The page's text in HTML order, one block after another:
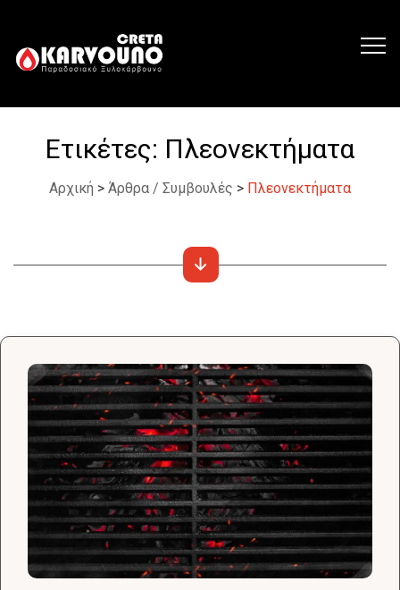
Ετικέτες: Πλεονεκτήματα
Αρχική > Άρθρα / Συμβουλές > Πλεονεκτήματα